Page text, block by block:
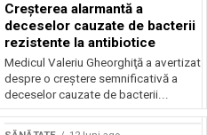
Creșterea alarmantă a
deceselor cauzate de bacterii
rezistente la antibiotice
Medicul Valeriu Gheorghiţă a avertizat
despre o creștere semnificativă a
deceselor cauzate de bacterii...